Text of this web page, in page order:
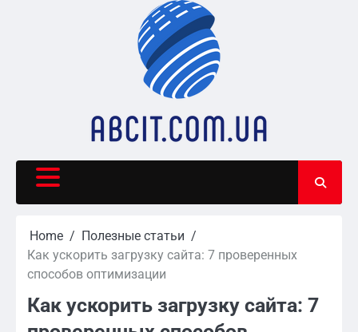
Home
Полезные статьи
Как ускорить загрузку сайта: 7 проверенных
способов оптимизации
Как ускорить загрузку сайта: 7